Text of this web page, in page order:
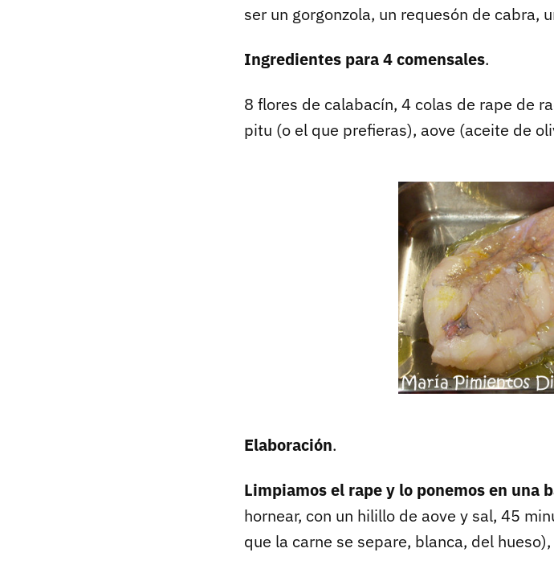
ser un gorgonzola, un requesón de cabra,
Ingredientes para 4 comensales.
8 flores de calabacín, 4 colas de rape de
pitu (o el que prefieras), aove (aceite de
Elaboración.
Limpiamos el rape y lo ponemos en una
hornear, con un hilillo de aove y sal, 45
que la carne se separe, blanca, del hueso),